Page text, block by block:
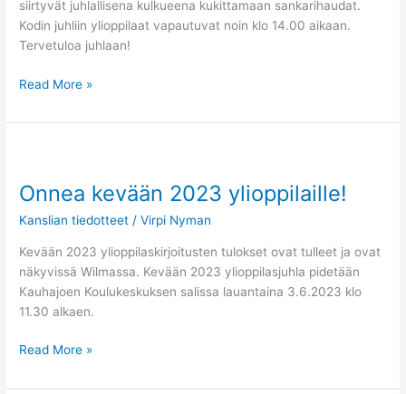
siirtyvät juhlallisena kulkueena kukittamaan sankarihaudat.
Kodin juhliin ylioppilaat vapautuvat noin klo 14.00 aikaan.
Tervetuloa juhlaan!
Read More »
Onnea kevään 2023 ylioppilaille!
Kanslian tiedotteet /Virpi Nyman
Kevään 2023 ylioppilaskirjoitusten tulokset ovat tulleet ja ovat
näkyvissä Wilmassa. Kevään 2023 ylioppilasjuhla pidetään
Kauhajoen Koulukeskuksen salissa lauantaina 3.6.2023 klo
11.30 alkaen.
2023
Read More »